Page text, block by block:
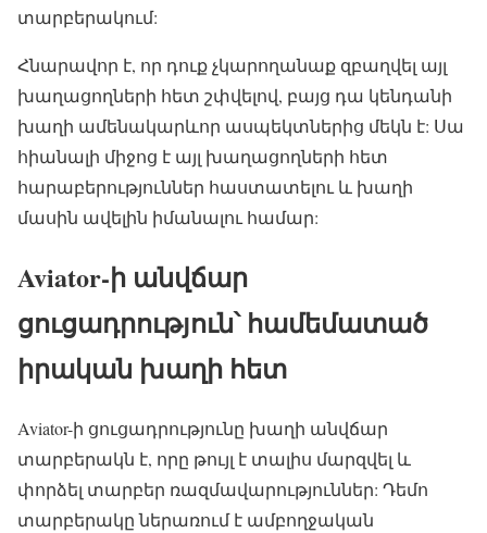
տարբերակում:
Հնարավոր է, որ դուք չկարողանաք զբաղվել այլ
խաղացողների հետ շփվելով, բայց դա կենդանի
խաղի ամենակարևոր ասպեկտներից մեկն է: Սա
հիանալի միջոց է այլ խաղացողների հետ
հարաբերություններ հաստատելու և խաղի
մասին ավելին իմանալու համար:
Aviator-ի անվճար
ցուցադրություն՝ համեմատած
իրական խաղի հետ
Aviator-ի ցուցադրությունը խաղի անվճար
տարբերակն է, որը թույլ է տալիս մարզվել և
փորձել տարբեր ռազմավարություններ: Դեմո
տարբերակը ներառում է ամբողջական